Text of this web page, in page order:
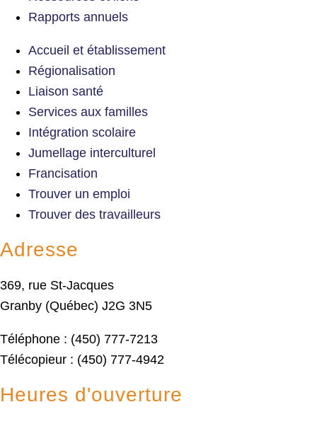
Rapports annuels
Accueil et établissement
Régionalisation
Liaison santé
Services aux familles
Intégration scolaire
Jumellage interculturel
Francisation
Trouver un emploi
Trouver des travailleurs
Adresse
369, rue St-Jacques
Granby (Québec) J2G 3N5
Téléphone : (450) 777-7213
Télécopieur : (450) 777-4942
Heures d'ouverture